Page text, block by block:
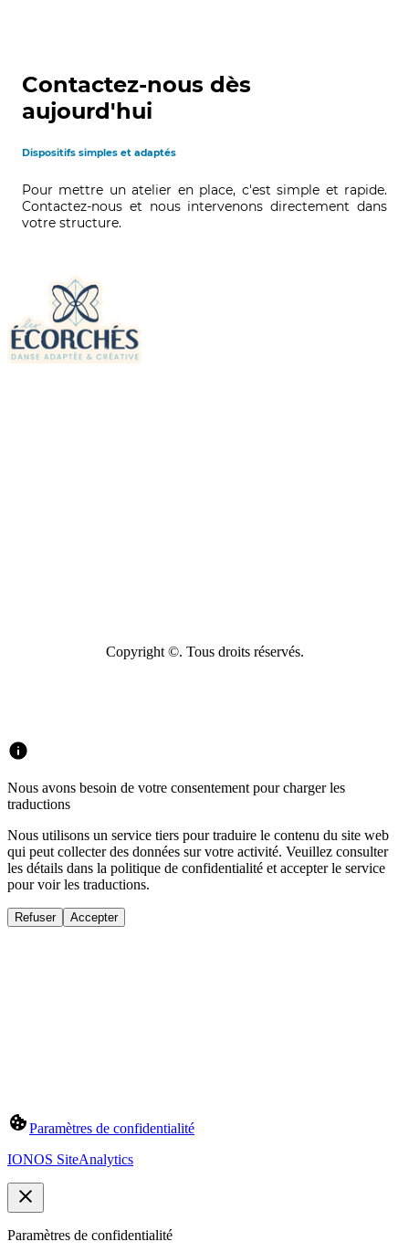
Contactez-nous dès
aujourd'hui
Dispositifs simples et adaptés
Pour mettre un atelier en place, c'est simple et rapide.
Contactez-nous et nous intervenons directement dans
votre structure.
Copyright ©. Tous droits réservés.
Nous avons besoin de votre consentement pour charger les
traductions
Nous utilisons un service tiers pour traduire le contenu du site web
qui peut collecter des données sur votre activité. Veuillez consulter
les détails dans la politique de confidentialité et accepter le service
pour voir les traductions.
Refuser Accepter
Paramètres de confidentialité
IONOS SiteAnalytics
Paramètres de confidentialité